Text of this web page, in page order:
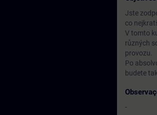
Jste
co
V tomto
různých
provozu.
Po
budete
-